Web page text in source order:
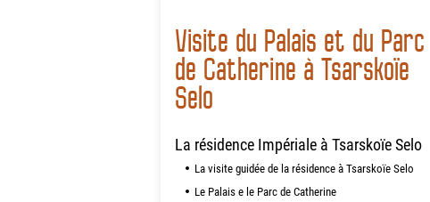
Visite du Palais et du Parc
de Catherine à Tsarskoïe
Selo
La résidence Impériale à Tsarskoïe Selo
La visite guidée de la résidence à Tsarskoïe Selo
Le Palais e le Parc de Catherine